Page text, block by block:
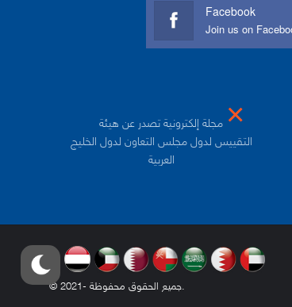
Facebook
Join us on
مجلة إلكترونية تصدر عن هيئة
التقييس لدول مجلس التعاون لدول الخليج
العربية
© 2021- جميع الحقوق محفوظة.
×